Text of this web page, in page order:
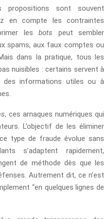
propositions sont souvent
en compte les contraintes
lesbots peut sembler
spams, aux faux comptes ou
dans la pratique, tous les
nuisibles : certains servent à
des informations utiles ou à
, ces arnaques numériques qui
L’objectif de les éliminer
type de fraude évolue sans
s’adaptent rapidement,
de méthode dès que les
Autrement dit, ce n’est
“en quelques lignes de